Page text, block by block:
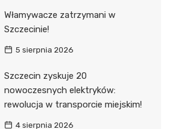
Włamywacze zatrzymani w
Szczecinie!
5 sierpnia 2026
Szczecin zyskuje 20
nowoczesnych elektryków:
rewolucja w transporcie miejskim!
4 sierpnia 2026